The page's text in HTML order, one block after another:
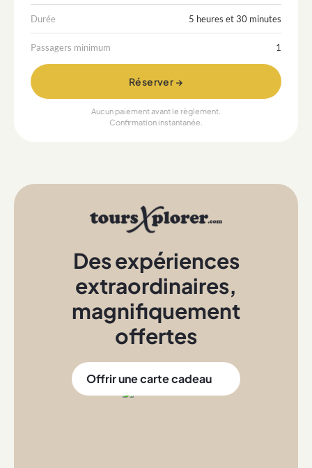
Durée 5 heures et 30 minutes
Passagers minimum 1
Réserver →
Aucun paiement avant le règlement.
Confirmation instantanée.
Des expériences
extraordinaires,
magnifiquement
offertes
Offrir une carte cadeau